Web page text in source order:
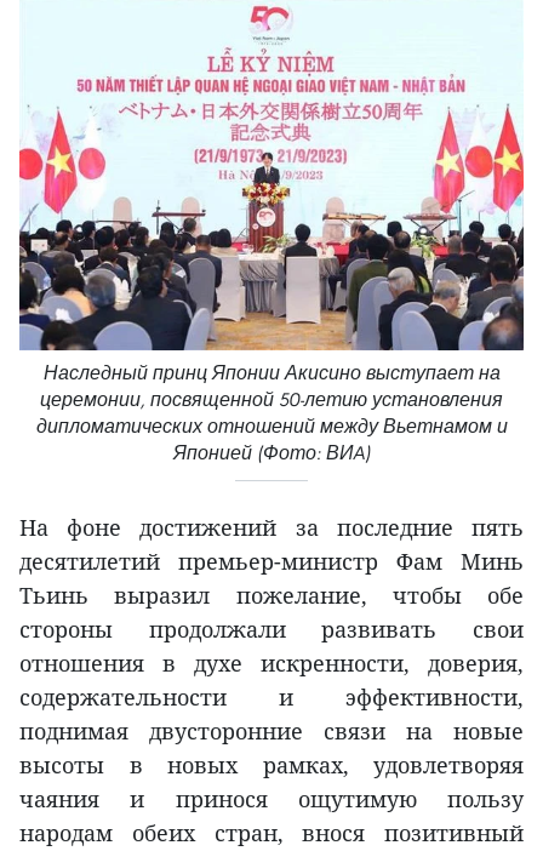
Наследный принц Японии Акисино выступает на
церемонии, посвященной 50-летию установления
дипломатических отношений между Вьетнамом и
Японией (Фото: ВИA)
На фоне достижений за последние пять
десятилетий премьер-министр Фам Минь
Тьинь выразил пожелание, чтобы обе
стороны продолжали развивать свои
отношения в духе искренности, доверия,
содержательности и эффективности,
поднимая двусторонние связи на новые
высоты в новых рамках, удовлетворяя
чаяния и принося ощутимую пользу
народам обеих стран, внося позитивный